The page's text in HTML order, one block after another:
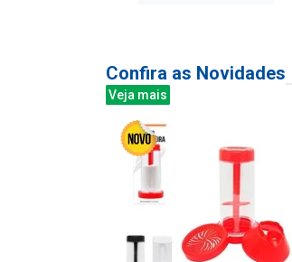
Confira as Novidades
Veja mais